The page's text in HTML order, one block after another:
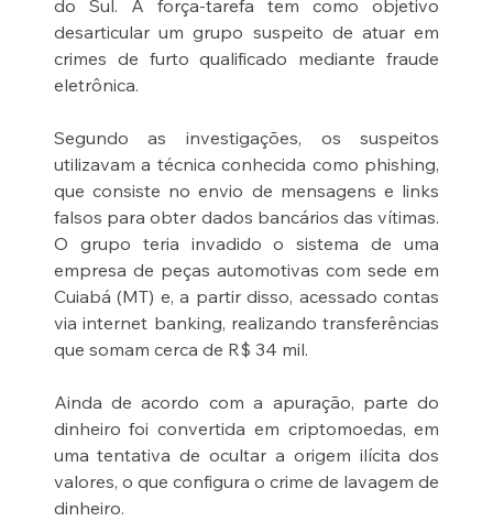
do Sul. A força-tarefa tem como objetivo
desarticular um grupo suspeito de atuar em
crimes de furto qualificado mediante fraude
eletrônica.
Segundo as investigações, os suspeitos
utilizavam a técnica conhecida como phishing,
que consiste no envio de mensagens e links
falsos para obter dados bancários das vítimas.
O grupo teria invadido o sistema de uma
empresa de peças automotivas com sede em
Cuiabá (MT) e, a partir disso, acessado contas
via internet banking, realizando transferências
que somam cerca de R$ 34 mil.
Ainda de acordo com a apuração, parte do
dinheiro foi convertida em criptomoedas, em
uma tentativa de ocultar a origem ilícita dos
valores, o que configura o crime de lavagem de
dinheiro.